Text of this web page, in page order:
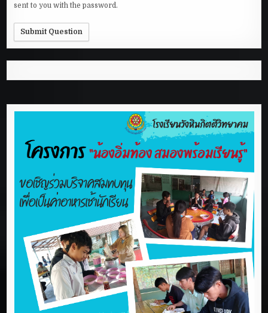
sent to you with the password.
Submit Question